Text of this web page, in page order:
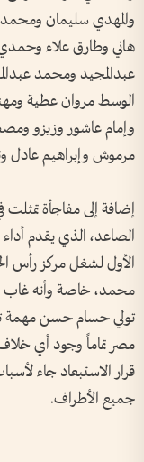
والمهدي سليمان
هاني وطارق علاء
عبدالمجيد ومحمد
الوسط مروان عطية
وإمام عاشور وزيزو
مرموش وإبراهيم عادل
إضافة إلى مفاجأة تمثلت
الصاعد، الذي يقدم
الأول لشغل مركز رأس
محمد، خاصة وأنه غاب
تولي حسام حسن مهمة
مصر تماماً وجود أي
قرار الاستبعاد جاء
جميع الأطراف.